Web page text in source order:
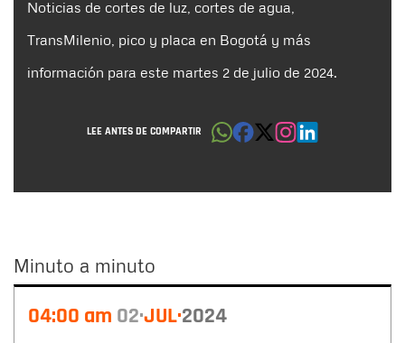
Noticias de cortes de luz, cortes de agua,
TransMilenio, pico y placa en Bogotá y más
información para este martes 2 de julio de 2024.
LEE ANTES DE COMPARTIR
Minuto a minuto
04:00 am 02 JUL 2024